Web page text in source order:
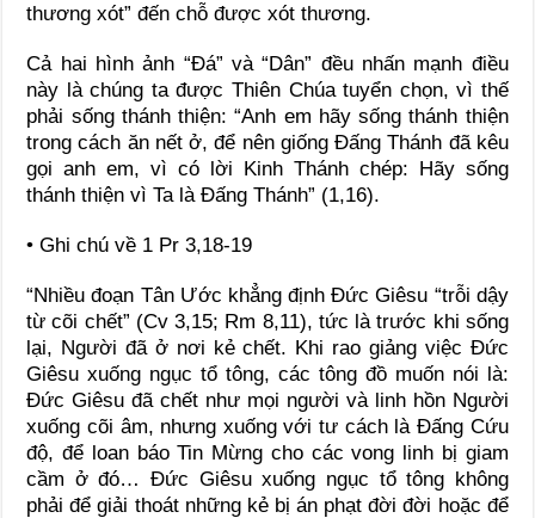
thương xót” đến chỗ được xót thương.
Cả hai hình ảnh “Đá” và “Dân” đều nhấn mạnh điều
này là chúng ta được Thiên Chúa tuyển chọn, vì thế
phải sống thánh thiện: “Anh em hãy sống thánh thiện
trong cách ăn nết ở, để nên giống Đấng Thánh đã kêu
gọi anh em, vì có lời Kinh Thánh chép: Hãy sống
thánh thiện vì Ta là Đấng Thánh” (1,16).
• Ghi chú về 1 Pr 3,18-19
“Nhiều đoạn Tân Ước khẳng định Đức Giêsu “trỗi dậy
từ cõi chết” (Cv 3,15; Rm 8,11), tức là trước khi sống
lại, Người đã ở nơi kẻ chết. Khi rao giảng việc Đức
Giêsu xuống ngục tổ tông, các tông đồ muốn nói là:
Đức Giêsu đã chết như mọi người và linh hồn Người
xuống cõi âm, nhưng xuống với tư cách là Đấng Cứu
độ, để loan báo Tin Mừng cho các vong linh bị giam
cầm ở đó… Đức Giêsu xuống ngục tổ tông không
phải để giải thoát những kẻ bị án phạt đời đời hoặc để